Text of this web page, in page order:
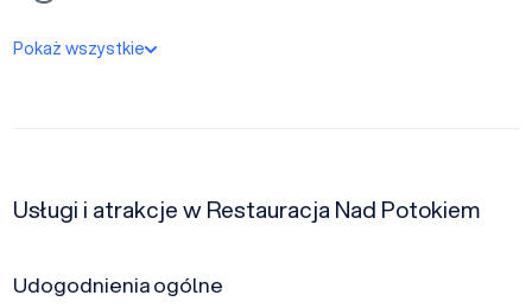
Pokaż wszystkie
Usługi i atrakcje w Restauracja Nad Potokiem
Udogodnienia ogólne